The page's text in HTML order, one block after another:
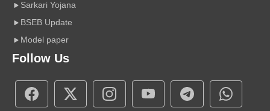
Sarkari Yojana
BSEB Update
Model paper
Follow Us